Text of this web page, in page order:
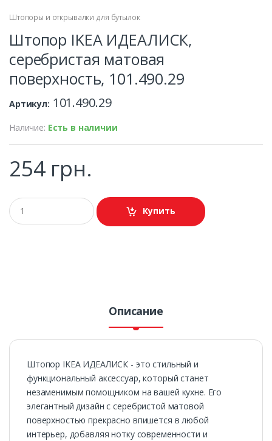
Штопоры и открывалки для бутылок
Штопор IKEA ИДЕАЛИСК,
серебристая матовая
поверхность, 101.490.29
Артикул: 101.490.29
Наличие: Есть в наличии
254 грн.
Купить
Описание
Штопор IKEA ИДЕАЛИСК - это стильный и
функциональный аксессуар, который станет
незаменимым помощником на вашей кухне. Его
элегантный дизайн с серебристой матовой
поверхностью прекрасно впишется в любой
интерьер, добавляя нотку современности и